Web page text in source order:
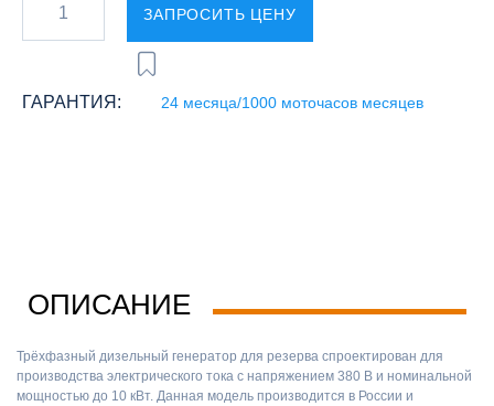
ЗАПРОСИТЬ ЦЕНУ
ГАРАНТИЯ: 24 месяца/1000 моточасов месяцев
ОПИСАНИЕ
Трёхфазный дизельный генератор для резерва спроектирован для
производства электрического тока с напряжением 380 В и номинальной
мощностью до 10 кВт. Данная модель производится в России и